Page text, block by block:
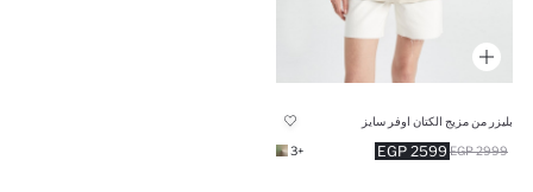
بليزر من مزيج الكتان اوفر سايز
2599 EGP 2999 EGP
+3